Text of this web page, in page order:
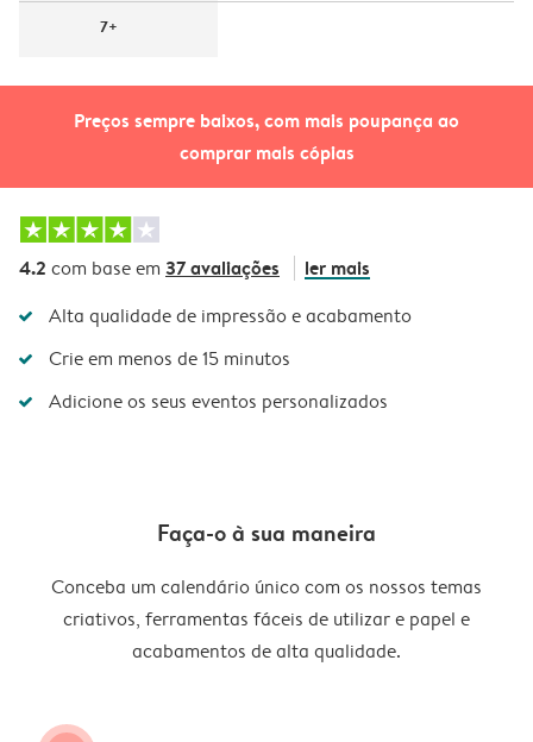
Preços sempre baixos, com mais poupança ao
comprar mais cópias
7+
4.2 com base em 37 avaliações ler mais
Alta qualidade de impressão e acabamento
Crie em menos de 15 minutos
Adicione os seus eventos personalizados
Faça-o à sua maneira
Conceba um calendário único com os nossos temas
criativos, ferramentas fáceis de utilizar e papel e
acabamentos de alta qualidade.